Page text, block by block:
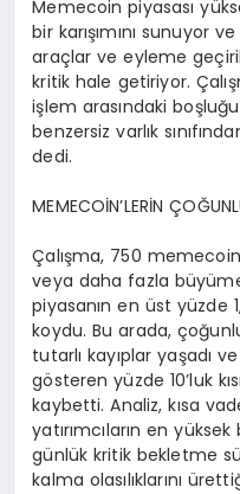
Memecoin piyasası
bir karışımını sunuyor
araçlar ve eyleme
kritik hale getiriyor.
işlem arasındaki
benzersiz varlık
dedi.
MEMECOİN’LERİN
Çalışma, 750
veya daha fazla
piyasanın en üst yüzde
koydu. Bu arada,
tutarlı kayıplar yaşadı
gösteren yüzde 10’luk
kaybetti. Analiz, kısa
yatırımcıların en
günlük kritik bekletme
kalma olasılıklarını